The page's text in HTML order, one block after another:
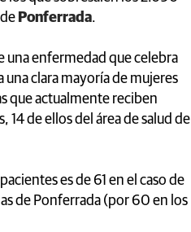
Ponferrada.
una enfermedad que celebra
clara mayoría de mujeres
que actualmente reciben
de ellos del área de salud de
es de 61 en el caso de
de Ponferrada (por 60 en los